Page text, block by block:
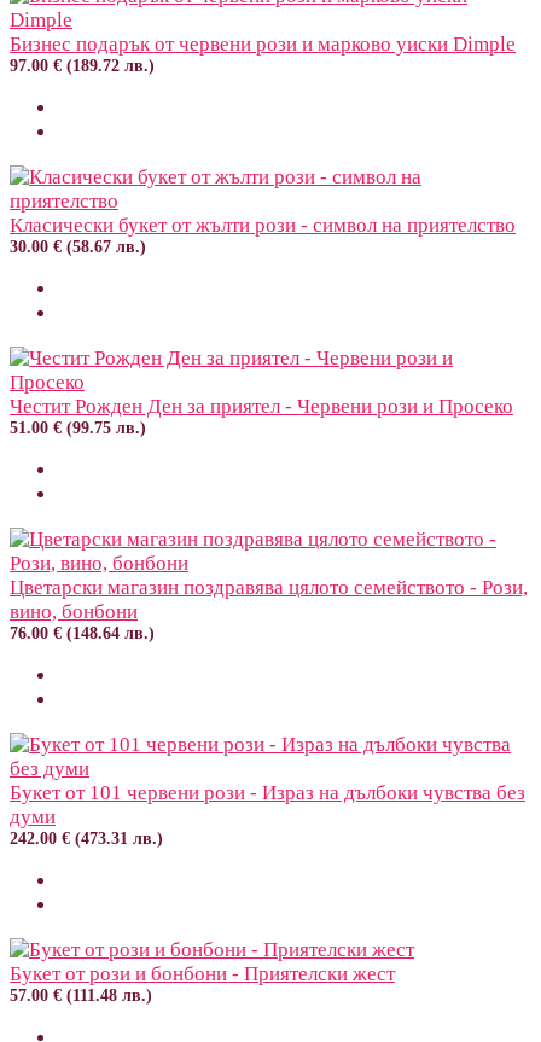
Бизнес подарък от червени рози и марково уиски Dimple
97.00 € (189.72 лв.)
Класически букет от жълти рози - символ на приятелство
30.00 € (58.67 лв.)
Честит Рожден Ден за приятел - Червени рози и Просеко
51.00 € (99.75 лв.)
Цветарски магазин поздравява цялото семейството - Рози,
вино, бонбони
76.00 € (148.64 лв.)
Букет от 101 червени рози - Израз на дълбоки чувства без
думи
242.00 € (473.31 лв.)
Букет от рози и бонбони - Приятелски жест
57.00 € (111.48 лв.)